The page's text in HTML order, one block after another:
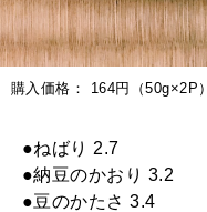
購入価格： 164円（50g×2P）
●ねばり 2.7
●納豆のかおり 3.2
●豆のかたさ 3.4